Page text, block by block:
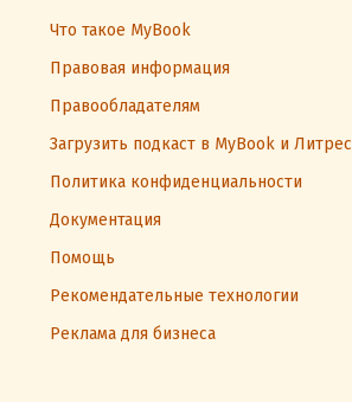
Что такое MyBook
Правовая информация
Правообладателям
Загрузить подкаст в MyBook и Литрес
Политика конфиденциальности
Документация
Помощь
Рекомендательные технологии
Реклама для бизнеса